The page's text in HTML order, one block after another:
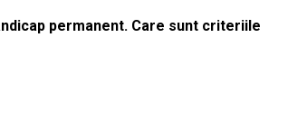
permanent. Care sunt criteriile